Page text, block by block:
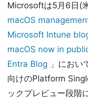
Microsoftは5月6日(
macOS
Microsoft Intune
macOS now in
Entra Blog 」にお
向けのPlatform
ックプレビュー段階